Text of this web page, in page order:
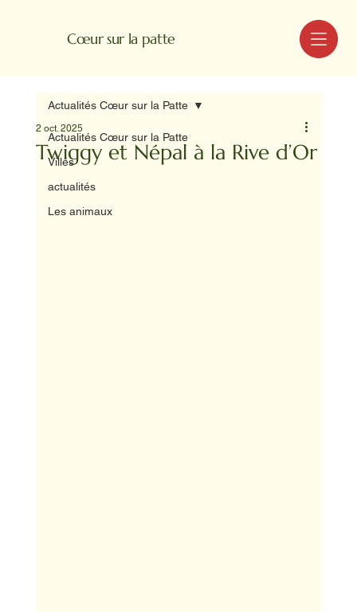
Cœur sur la patte MENU
Actualités Cœur sur la Patte
Villes
actualités
Les animaux
Actualités Cœur sur la Patte
Twiggy et Népal à la Rive d’Or
2 oct. 2025